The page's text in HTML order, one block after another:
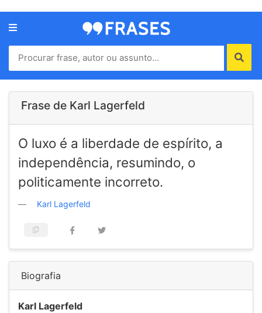
Menu
Home
Autores
de
Contato
Frase de Karl Lagerfeld
O luxo é a liberdade de espírito, a
independência, resumindo, o
politicamente incorreto.
Karl Lagerfeld
Biografia
Karl Lagerfeld